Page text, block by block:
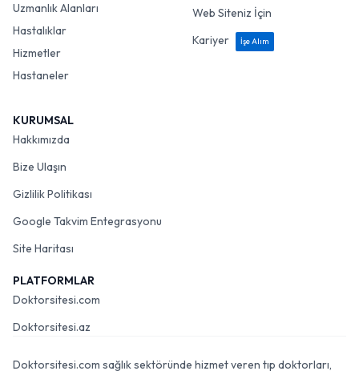
Uzmanlık Alanları
Hastalıklar
Hizmetler
Hastaneler
Web Siteniz İçin
Kariyer
İşe Alım
KURUMSAL
Hakkımızda
Bize Ulaşın
Gizlilik Politikası
Google Takvim Entegrasyonu
Site Haritası
PLATFORMLAR
Doktorsitesi.com
Doktorsitesi.az
Doktorsitesi.com sağlık sektöründe hizmet veren tıp doktorları,